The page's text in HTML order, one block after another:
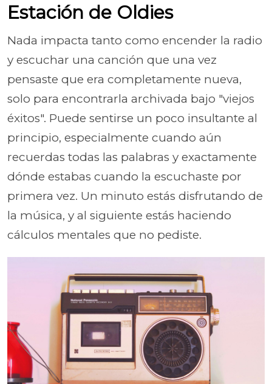
Estación de Oldies
Nada impacta tanto como encender la radio
y escuchar una canción que una vez
pensaste que era completamente nueva,
solo para encontrarla archivada bajo "viejos
éxitos". Puede sentirse un poco insultante al
principio, especialmente cuando aún
recuerdas todas las palabras y exactamente
dónde estabas cuando la escuchaste por
primera vez. Un minuto estás disfrutando de
la música, y al siguiente estás haciendo
cálculos mentales que no pediste.